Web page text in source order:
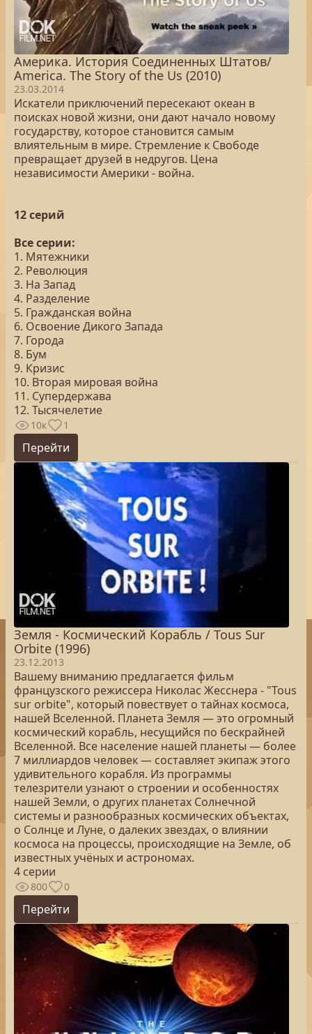
Америка. История Соединенных Штатов/
America. The Story of the Us (2010)
23.03.2014
Искатели приключений пересекают океан в
поисках новой жизни, они дают начало новому
государству, которое становится самым
влиятельным в мире. Стремление к Свободе
превращает друзей в недругов. Цена
независимости Америки - война.
12 серий
Все серии:
1. Мятежники
2. Революция
3. На Запад
4. Разделение
5. Гражданская война
6. Освоение Дикого Запада
7. Города
8. Бум
9. Кризис
10. Вторая мировая война
11. Супердержава
12. Тысячелетие
10к 1
Перейти
Земля - Космический Корабль / Tous Sur
Orbite (1996)
23.12.2013
Вашему вниманию предлагается фильм
французского режиссера Николас Жесснера - "Tous
sur orbite", который повествует о тайнах космоса,
нашей Вселенной. Планета Земля — это огромный
космический корабль, несущийся по бескрайней
Вселенной. Все население нашей планеты — более
7 миллиардов человек — составляет экипаж этого
удивительного корабля. Из программы
телезрители узнают о строении и особенностях
нашей Земли, о других планетах Солнечной
системы и разнообразных космических объектах,
о Солнце и Луне, о далеких звездах, о влиянии
космоса на процессы, происходящие на Земле, об
известных учёных и астрономах.
4 серии
800 0
Перейти